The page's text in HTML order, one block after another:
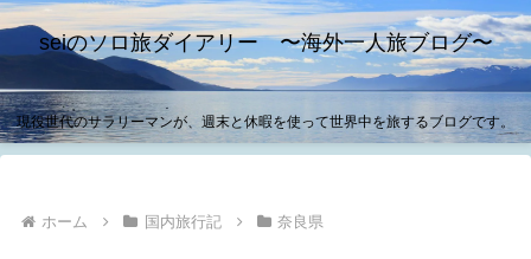
seiのソロ旅ダイアリー 〜海外一人旅ブログ〜
現役世代のサラリーマンが、週末と休暇を使って世界中を旅するブログです。
ホーム 国内旅行記 奈良県